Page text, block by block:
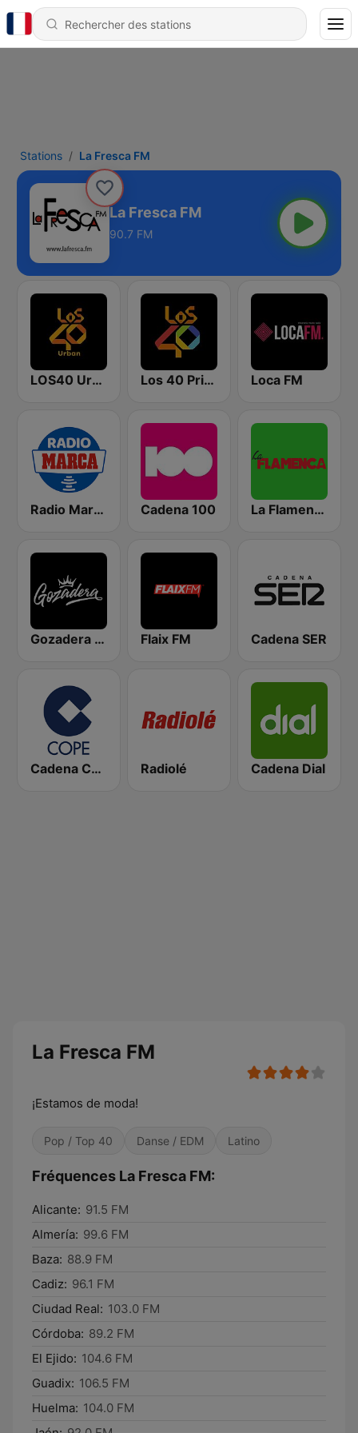
Stations La Fresca FM
La Fresca FM
90.7 FM
LOS40 Urban Los 40 Principales Loca FM
Radio Marca Nacional Cadena 100 La Flamenca
Gozadera FM Flaix FM Cadena SER
Cadena COPE Radiolé Cadena Dial
La Fresca FM
¡Estamos de moda!
Pop / Top 40 Danse / EDM Latino
Fréquences La Fresca FM:
Alicante: 91.5 FM
Almería: 99.6 FM
Baza: 88.9 FM
Cadiz: 96.1 FM
Ciudad Real: 103.0 FM
Córdoba: 89.2 FM
El Ejido: 104.6 FM
Guadix: 106.5 FM
Huelma: 104.0 FM